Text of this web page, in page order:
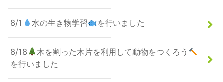
8/1 水の生き物学習 を行いました
8/18
木を割った木片を利用して動物をつくろう
を行いました